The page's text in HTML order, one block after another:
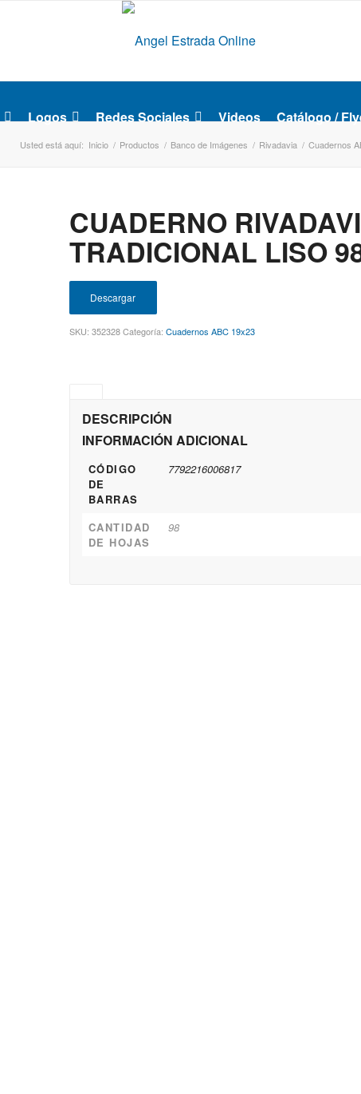
Logos Redes Sociales Videos
Catálogo /
Usted está aquí: Inicio / Productos / Banco de Imágenes / Rivadavia / Cuadernos
CUADERNO
TRADICIONAL LISO
Descargar
SKU: 352328Categoría: Cuadernos ABC 19x23
DESCRIPCIÓN
INFORMACIÓN ADICIONAL
CÓDIGO
DE
BARRAS
7792216006817
CANTIDAD
DE HOJAS
98